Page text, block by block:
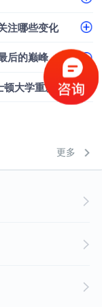
注哪些变化
后的巅峰
钟美美：那个13岁的模仿少年，决定在波士顿大学重新定义自己
更多